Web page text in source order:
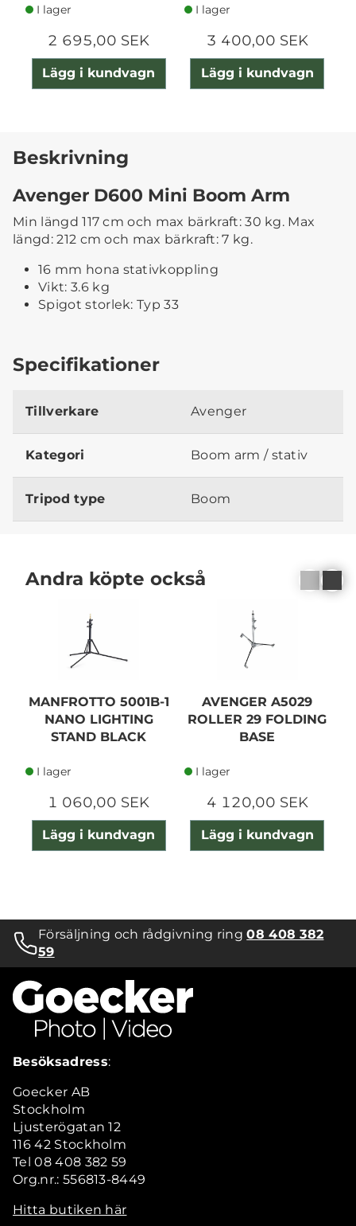
I lager
2 695,00 SEK
Lägg i kundvagn
I lager
3 400,00 SEK
Lägg i kundvagn
Beskrivning
Avenger D600 Mini Boom Arm
Min längd 117 cm och max bärkraft: 30 kg. Max
längd: 212 cm och max bärkraft: 7 kg.
16 mm hona stativkoppling
Vikt: 3.6 kg
Spigot storlek: Typ 33
Specifikationer
Tillverkare Avenger
Kategori Boom arm / stativ
Tripod type Boom
Andra köpte också
MANFROTTO 5001B-1
NANO LIGHTING
STAND BLACK
I lager
1 060,00 SEK
Lägg i kundvagn
AVENGER A5029
ROLLER 29 FOLDING
BASE
I lager
4 120,00 SEK
Lägg i kundvagn
Försäljning och rådgivning ring08 408 382
59
Besöksadress:
Goecker AB
Stockholm
Ljusterögatan 12
116 42 Stockholm
Tel 08 408 382 59
Org.nr.: 556813-8449
Hitta butiken här